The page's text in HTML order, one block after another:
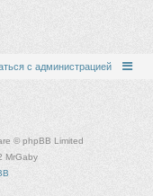
с администрацией
© phpBB Limited
MrGaby